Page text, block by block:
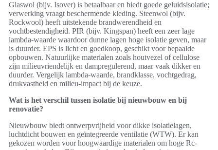
Glaswol (bijv. Isover) is betaalbaar en biedt goede geluidsisolatie;
verwerking vraagt beschermende kleding. Steenwol (bijv.
Rockwool) heeft uitstekende brandwerendheid en
vochtbestendigheid. PIR (bijv. Kingspan) heeft een zeer lage
lambda-waarde waardoor dunne lagen hoge isolatie geven, maar
is duurder. EPS is licht en goedkoop, geschikt voor bepaalde
opbouwen. Natuurlijke materialen zoals houtvezel of cellulose
zijn milieuvriendelijk en dampregulerend, maar vaak dikker en
duurder. Vergelijk lambda-waarde, brandklasse, vochtgedrag,
drukvastheid en milieu-impact bij de keuze.
Wat is het verschil tussen isolatie bij nieuwbouw en bij
renovatie?
Nieuwbouw biedt ontwerpvrijheid voor dikke isolatielagen,
luchtdicht bouwen en geïntegreerde ventilatie (WTW). Er kan
gekozen worden voor hoogwaardige materialen om hoge Rc-